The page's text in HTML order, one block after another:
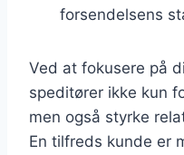
forsendelsens
Ved at fokusere på
speditører ikke kun
men også styrke
En tilfreds kunde er